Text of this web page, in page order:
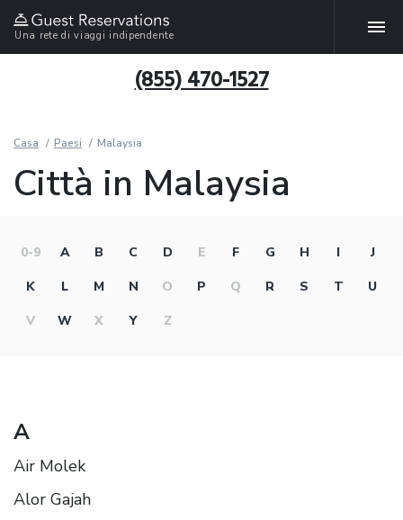
Una rete di viaggi indipendente
(855) 470-1527
Casa Paesi Malaysia
Città in Malaysia
0-9 A B C D E F G H I
J
K
L M N O P Q R S T
U
V
W X Y Z
A
Air Molek
Alor Gajah